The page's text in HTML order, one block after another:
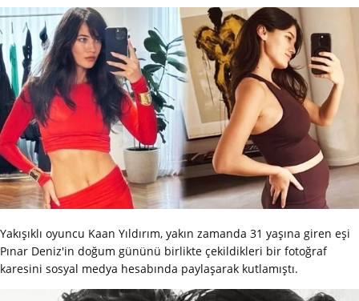
Yakışıklı oyuncu Kaan Yıldırım, yakın zamanda 31 yaşına giren eşi
Pınar Deniz'in doğum gününü birlikte çekildikleri bir fotoğraf
karesini sosyal medya hesabında paylaşarak kutlamıştı.